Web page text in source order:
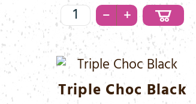
Cookie
&
White
Menge
– +
Triple Choc Black